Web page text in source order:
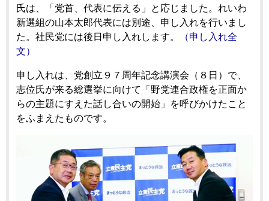
氏は、「党首、代表に伝える」と応じました。れいわ
新選組の山本太郎代表には別途、申し入れを行いまし
た。社民党には後日申し入れします。
（申し入れ全
文）
申し入れは、党創立９７周年記念講演会（８日）で、
志位氏が来る総選挙に向けて「野党連合政権を正面か
らの主題にすえた話し合いの開始」を呼びかけたこと
をふまえたものです。